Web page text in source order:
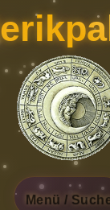
Menü /